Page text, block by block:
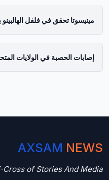
مينيسوتا تحقق في فلفل
إصابات الحصبة في الولايات
AXSAM NEWS
Cross of Stories And Media